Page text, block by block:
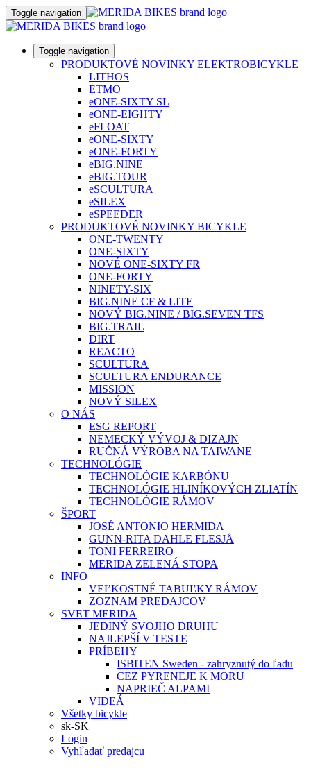
Toggle navigation
Toggle navigation
PRODUKTOVÉ NOVINKY ELEKTROBICYKLE
LITHOS
ETMO
eONE-SIXTY SL
eONE-EIGHTY
eFLOAT
eONE-SIXTY
eONE-FORTY
eBIG.NINE
eBIG.TOUR
eSCULTURA
eSILEX
eSPEEDER
PRODUKTOVÉ NOVINKY BICYKLE
ONE-TWENTY
ONE-SIXTY
NOVÉ ONE-SIXTY FR
ONE-FORTY
NINETY-SIX
BIG.NINE CF & LITE
NOVÝ BIG.NINE / BIG.SEVEN TFS
BIG.TRAIL
DIRT
REACTO
SCULTURA
SCULTURA ENDURANCE
MISSION
NOVÝ SILEX
O NÁS
ESG REPORT
NEMECKÝ VÝVOJ & DIZAJN
RUČNÁ VÝROBA NA TAIWANE
TECHNOLÓGIE
TECHNOLÓGIE KARBÓNU
TECHNOLÓGIE HLINÍKOVÝCH ZLIATÍN
TECHNOLÓGIE RÁMOV
ŠPORT
JOSÉ ANTONIO HERMIDA
GUNN-RITA DAHLE FLESJÅ
TONI FERREIRO
MERIDA ZELENÁ STOPA
INFO
VEĽKOSTNÉ TABUĽKY RÁMOV
ZOZNAM PREDAJCOV
SVET MERIDA
JEDINÝ SVOJHO DRUHU
NAJLEPŠÍ V TESTE
PRÍBEHY
ISBITEN Sweden - zahryznutý do ľadu
CEZ PYRENEJE K MORU
NAPRIEČ ALPAMI
VIDEÁ
Všetky bicykle
sk-SK
Login
Vyhľadať predajcu